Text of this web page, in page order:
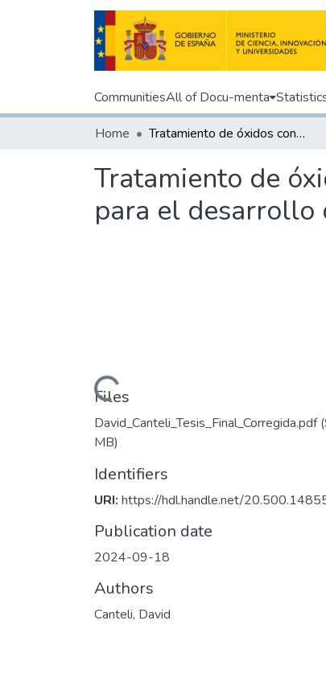
CommunitiesAll of Docu-menta
Home Tratamiento de óxidos conductores transparentes por procesos láser para el desarrollo de células fotovoltaicas de silicio
Tratamiento de
para el desarrollo
Loading...
Files
David_Canteli_Tesis_Final_Corregida.pdf
MB)
Identifiers
URI: https://hdl.handle.net/
Publication date
2024-09-18
Authors
Canteli, David